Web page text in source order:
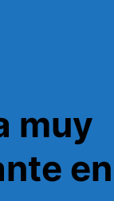
muy
en